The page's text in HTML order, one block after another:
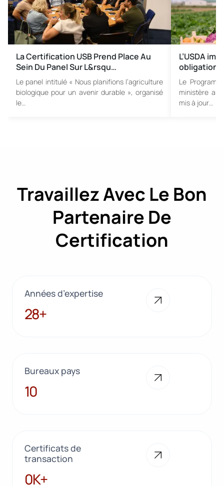
La Certification USB Prend Place Au
Sein Du Panel Sur L&rsqu…
Le panel intitulé « Nous planifions l’agriculture
biologique pour un avenir durable », organisé
le…
L’USDA
obligation
Le
ministère
mis à jour…
Travaillez Avec Le Bon
Partenaire De
Certification
Années d’expertise
28+
28+
Bureaux pays
10
10
Certificats de
transaction
100K+
0K+